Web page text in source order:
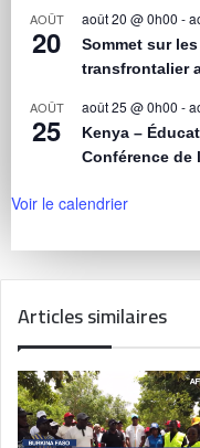
AOÛT
20
août 20 @ 0h00 -
Sommet sur
transfrontalier
AOÛT
25
août 25 @ 0h00 -
Kenya –
Conférence de
Voir le calendrier
Articles similaires